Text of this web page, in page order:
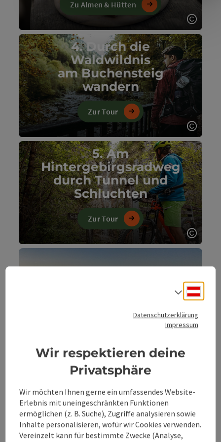
Zu Almen & Hütten
4. Durch die
Waldwildnis
am Buchensteig
wandern
Zur Tour
5. Am
Hintergebirgsradweg
durch Tunnel und
Schluchten
Zur Tour
am Wasserklotz genießen
7. Book a Ranger Tour
durch die Wildnis streifen
Zur Tour
Datenschutzerklärung
Impressum
Wir respektieren deine
Privatsphäre
Wir möchten Ihnen gerne ein umfassendes Website-
Erlebnis mit uneingeschränkten Funktionen
ermöglichen (z. B. Suche), Zugriffe analysieren sowie
Inhalte personalisieren, wofür wir Cookies verwenden.
Vereinzelt kann für bestimmte Zwecke (Analyse,